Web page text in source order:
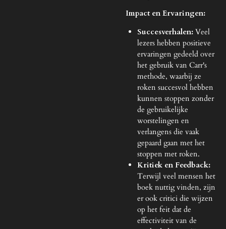
Impact en Ervaringen:
Succesverhalen:Veel
lezers hebben positieve
ervaringen gedeeld over
het gebruik van Carr's
methode, waarbij ze
roken succesvol hebben
kunnen stoppen zonder
de gebruikelijke
worstelingen en
verlangens die vaak
gepaard gaan met het
stoppen met roken.
Kritiek en Feedback:
Terwijl veel mensen het
boek nuttig vinden, zijn
er ook critici die wijzen
op het feit dat de
effectiviteit van de